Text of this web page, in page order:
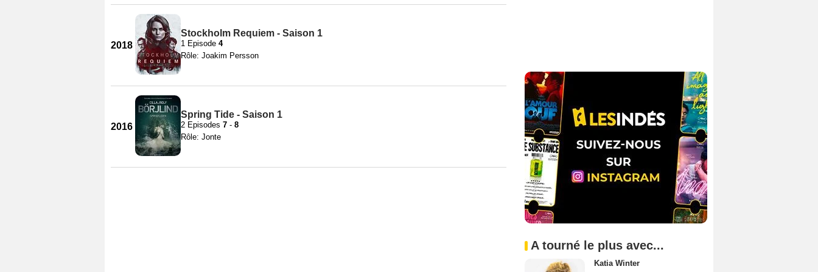
2018
Stockholm Requiem - Saison 1
1 Episode 4
Rôle: Joakim Persson
2016
Spring Tide - Saison 1
2 Episodes 7 - 8
Rôle: Jonte
A tourné le plus avec...
Katia Winter